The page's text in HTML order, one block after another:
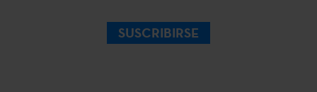
SUSCRIBIRSE